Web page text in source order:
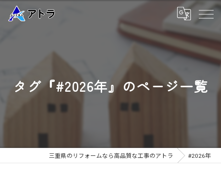
タグ『#2026年』のページ一覧
三重県のリフォームなら高品質な工事のアトラ #2026年